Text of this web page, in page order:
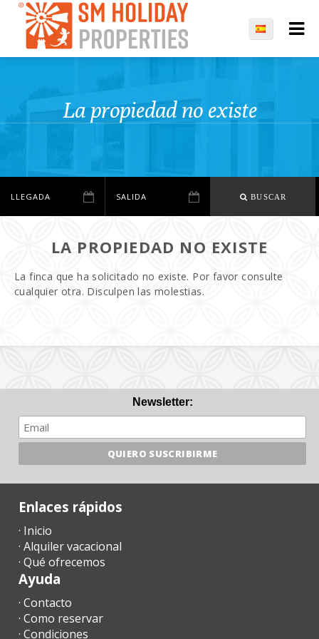
La propiedad no existe
BUSCAR
LA PROPIEDAD NO EXISTE
La finca que ha solicitado no existe. Por favor consulte
cualquier otra. Disculpen las molestias.
Newsletter:
Enlaces rápidos
· Inicio
· Alquiler vacacional
· Qué ofrecemos
Ayuda
· Contacto
· Como reservar
· Condiciones